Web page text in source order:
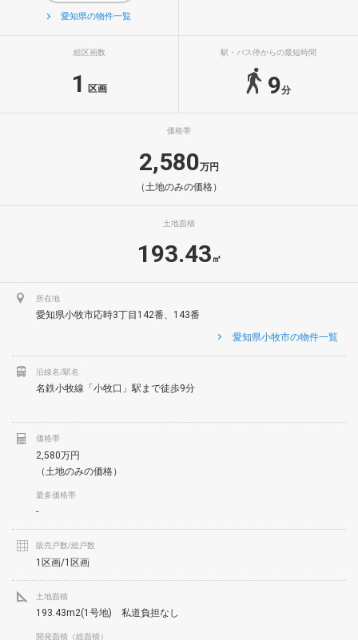
愛知県の物件一覧
総区画数
1 区画
駅・バス停からの最短時間
9 分
価格帯
2,580万円
（土地のみの価格）
土地面積
193.43 ㎡
所在地
愛知県小牧市応時3丁目142番、143番
愛知県小牧市の物件一覧
沿線名/駅名
名鉄小牧線「小牧口」駅まで徒歩9分
価格帯
2,580万円
（土地のみの価格）
最多価格帯
-
販売戸数/総戸数
1区画/1区画
土地面積
193.43m2(1号地) 私道負担なし
開発面積（総面積）